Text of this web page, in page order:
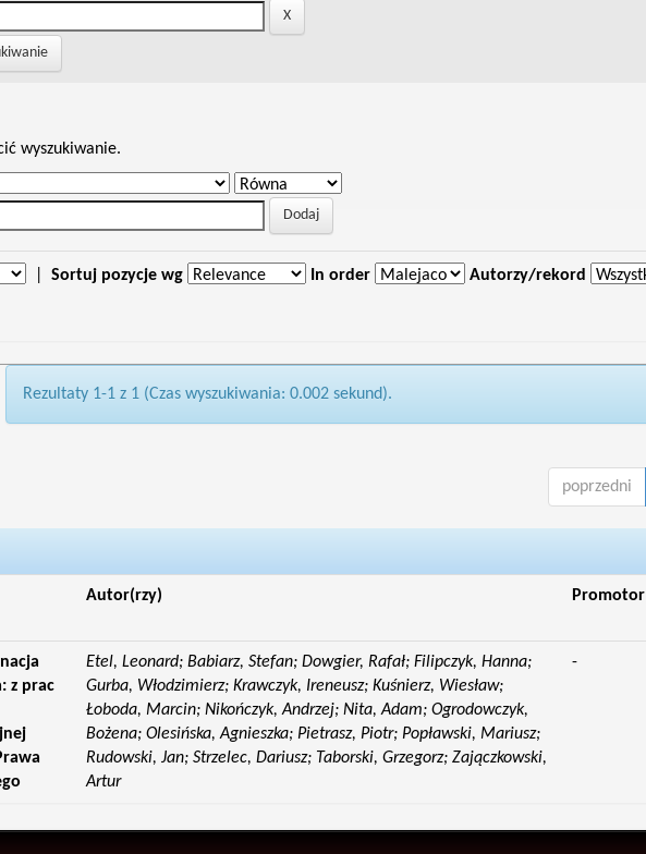
wyszukiwanie.
Sortuj pozycje wg In order Autorzy/rekord
Rezultaty 1-1 z 1 (Czas wyszukiwania: 0.002 sekund).
poprzedni
Autor(rzy) Promotor
z prac
Etel, Leonard; Babiarz, Stefan; Dowgier, Rafał; Filipczyk, Hanna;
Gurba, Włodzimierz; Krawczyk, Ireneusz; Kuśnierz, Wiesław;
Łoboda, Marcin; Nikończyk, Andrzej; Nita, Adam; Ogrodowczyk,
Bożena; Olesińska, Agnieszka; Pietrasz, Piotr; Popławski, Mariusz;
Rudowski, Jan; Strzelec, Dariusz; Taborski, Grzegorz; Zajączkowski,
Artur
-